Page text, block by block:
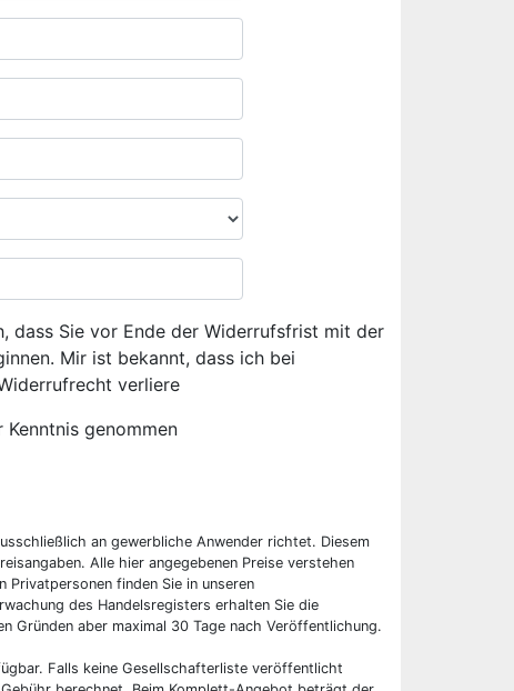
dass Sie vor Ende der Widerrufsfrist mit der
Mir ist bekannt, dass ich bei
verliere
Kenntnis genommen
an gewerbliche Anwender richtet. Diesem
Alle hier angegebenen Preise verstehen
finden Sie in unseren
des Handelsregisters erhalten Sie die
Gründen aber maximal 30 Tage nach Veröffentlichung.
Falls keine Gesellschafterliste veröffentlicht